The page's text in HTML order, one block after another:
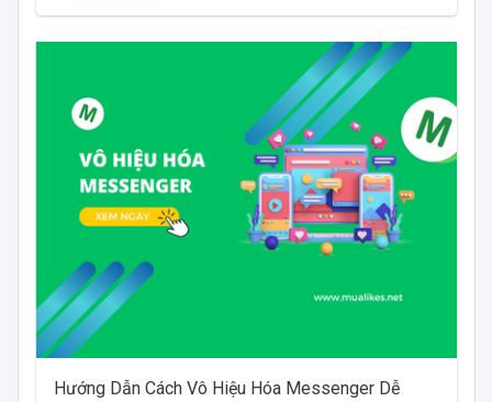
Hướng Dẫn Cách Vô Hiệu Hóa Messenger Dễ